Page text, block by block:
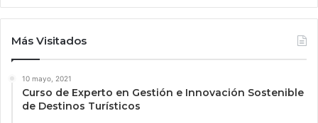
Más Visitados
10 mayo, 2021
Curso de Experto en Gestión e Innovación Sostenible
de Destinos Turísticos